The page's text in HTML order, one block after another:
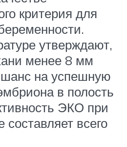
критерия для
утверждают,
менее 8 мм
на успешную
в полость
ЭКО при
всего